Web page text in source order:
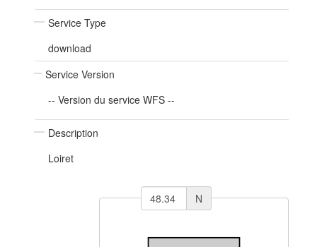
Service Type
download
Service Version
-- Version du service WFS --
Description
Loiret
N